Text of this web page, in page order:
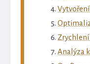
Analýza